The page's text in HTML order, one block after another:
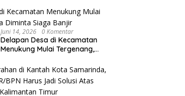
untuk Agenda Pembangunan
Nasional
Juni 14, 2026 0 Komentar
Delapan Desa di Kecamatan
Menukung Mulai Tergenang,